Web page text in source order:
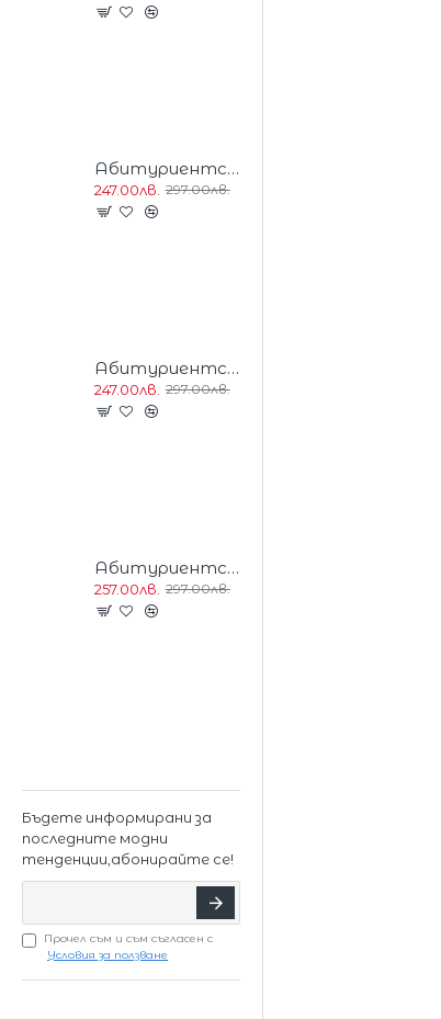
Абитуриентска Дълга Бална Рокля Златно и Черно
247.00лв. 297.00лв.
Абитуриентска Дълга Блестяща Лилава Рокля Шифон Пайети
247.00лв. 297.00лв.
Абитуриентска Дълга Блестяща Рокля Цвят Светлорозов 2
257.00лв. 297.00лв.
Бъдете информирани за
последните модни
тенденции,абонирайте се!
Прочел съм и съм съгласен с
Условия за ползване